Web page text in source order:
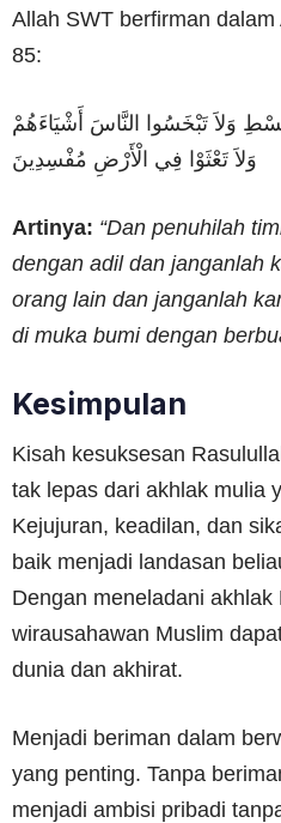
Allah SWT berfirman
85:
وَلاَ تَبْخَسُوا النَّاسَ أَشْيَاءَهُمْ
وَلاَ تَعْثَوْا فِي الْأَرْضِ مُفْسِدِينَ
Artinya: “Dan penuhilah
dengan adil dan janganlah
orang lain dan janganlah
di muka bumi dengan
Kesimpulan
Kisah kesuksesan
tak lepas dari akhlak mulia
Kejujuran, keadilan, dan
baik menjadi landasan
Dengan meneladani akhlak
wirausahawan Muslim
dunia dan akhirat.
Menjadi beriman dalam
yang penting. Tanpa
menjadi ambisi pribadi